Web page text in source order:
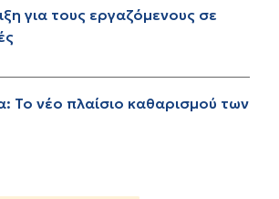
για τους εργαζόμενους σε
Το νέο πλαίσιο καθαρισμού των